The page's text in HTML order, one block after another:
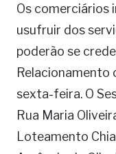
Os comerciários
usufruir dos
poderão se
Relacionamento
sexta-feira. O
Rua Maria
Loteamento